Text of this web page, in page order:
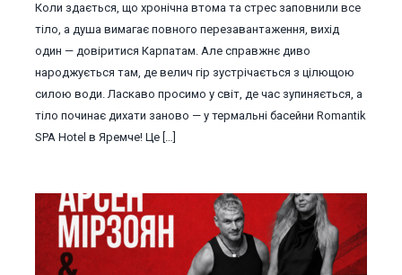
Коли здається, що хронічна втома та стрес заповнили все
тіло, а душа вимагає повного перезавантаження, вихід
один — довіритися Карпатам. Але справжнє диво
народжується там, де велич гір зустрічається з цілющою
силою води. Ласкаво просимо у світ, де час зупиняється, а
тіло починає дихати заново — у термальні басейни Romantik
SPA Hotel в Яремче! Це […]